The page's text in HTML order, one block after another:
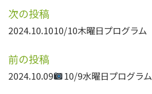
次の投稿
2024.10.1010/10木曜日プログラム
前の投稿
2024.10.09 10/9水曜日プログラム